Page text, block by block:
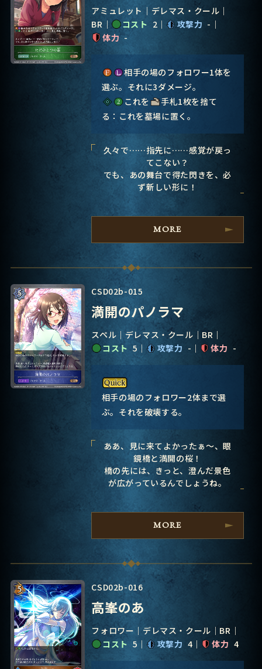
アミュレット
デレマス・クール
BR
コスト 2 攻撃力 -
体力 -
相手の場のフォロワー1体を
選ぶ。それに3ダメージ。
これを
手札1枚を捨て
る：これを墓場に置く。
久々で……指先に……感覚が戻っ
てこない？
でも、あの舞台で得た閃きを、必
ず新しい形に！
MORE
CSD02b-015
満開のパノラマ
スペル デレマス・クール
BR
コスト 5 攻撃力 - 体力 -
相手の場のフォロワー2体まで選
ぶ。それを破壊する。
ああ、見に来てよかったぁ～、眼
鏡橋と満開の桜！
橋の先には、きっと、澄んだ景色
が広がっているんでしょうね。
MORE
CSD02b-016
高峯のあ
フォロワー デレマス・クール
BR
コスト 5 攻撃力 4 体力 4